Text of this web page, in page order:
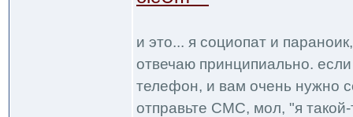
и это... я социопат и
отвечаю принципиально.
телефон, и вам очень нужно
отправьте СМС, мол, "я такой-